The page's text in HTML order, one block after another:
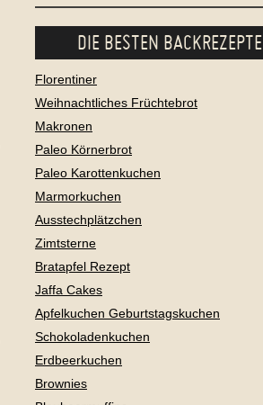
DIE BESTEN BACKREZEPTE
Florentiner
Weihnachtliches Früchtebrot
Makronen
Paleo Körnerbrot
Paleo Karottenkuchen
Marmorkuchen
Ausstechplätzchen
Zimtsterne
Bratapfel Rezept
Jaffa Cakes
Apfelkuchen Geburtstagskuchen
Schokoladenkuchen
Erdbeerkuchen
Brownies